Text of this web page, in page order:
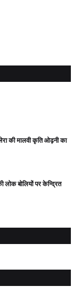
की मालवी कृति ओढ़नी का
बोलियों पर केन्द्रित